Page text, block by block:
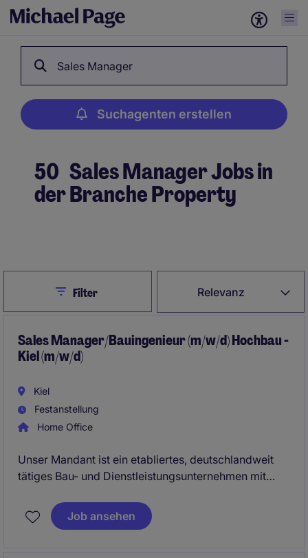
Sales Manager
Suchagenten erstellen
50 Sales Manager Jobs in
der Branche Property
Relevanz
CloseFilter
Sales Manager/Bauingenieur (m/w/d) Hochbau -
Kiel (m/w/d)
Kiel
Festanstellung
Home Office
Unser Mandant ist ein etabliertes, deutschlandweit
tätiges Bau- und Dienstleistungsunternehmen mit
Hochbaulösungen. Das Unternehmen realisiert
anspruchsvolle Neubau-, Revitalisierungs- und
Job ansehen